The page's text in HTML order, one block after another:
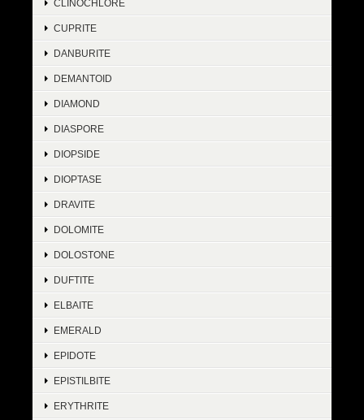
CLINOCHLORE
CUPRITE
DANBURITE
DEMANTOID
DIAMOND
DIASPORE
DIOPSIDE
DIOPTASE
DRAVITE
DOLOMITE
DOLOSTONE
DUFTITE
ELBAITE
EMERALD
EPIDOTE
EPISTILBITE
ERYTHRITE